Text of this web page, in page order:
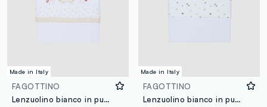
Made in Italy
FAGOTTINO
Lenzuolino bianco in puro cotone con ricamo riccio per neonati
Made in Italy
FAGOTTINO
Lenzuolino bianco in puro cotone con stampa all over